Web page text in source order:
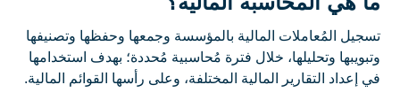
تسجيل المُعاملات المالية بالمؤسسة وجمعها وحفظها وتصنيفها
وتبويبها وتحليلها، خلال فترة مُحاسبية مُحددة؛ بهدف استخدامها
في إعداد التقارير المالية المختلفة، وعلى رأسها القوائم المالية.